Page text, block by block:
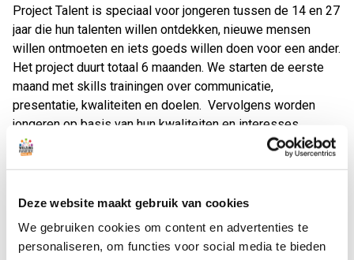
Deze website maakt gebruik van cookies
We gebruiken cookies om content en advertenties te
personaliseren, om functies voor social media te bieden
Project Talent is speciaal voor jongeren tussen de 14 en 27
jaar die hun talenten willen ontdekken, nieuwe mensen
willen ontmoeten en iets goeds willen doen voor een ander.
Het project duurt totaal 6 maanden. We starten de eerste
maand met skills trainingen over communicatie,
presentatie, kwaliteiten en doelen. Vervolgens worden
jongeren op basis van hun kwaliteiten en interesses
gekoppeld aan lokale organisaties waar jongeren
vrijwilligerswerk gaan doen. Tijdens deze 5 maanden
gesprekken. Het traject wordt feestelijk afgerond met een
aan het project.